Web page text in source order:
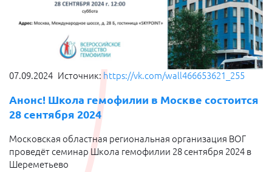
07.09.2024 Источник: https://vk.com/wall466653621_255
Анонс! Школа гемофилии в Москве состоится
28 сентября 2024
Московская областная региональная организация ВОГ
проведёт семинар Школа гемофилии 28 сентября 2024 в
Шереметьево